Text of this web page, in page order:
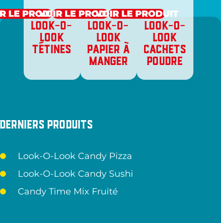
LOOK-O-
LOOK
TÉTINES
LE PRODUIT
LOOK-O-
LOOK
PAPIER À
MANGER
VOIR LE PRODUIT
LOOK-O-
LOOK
CACHETS
POUDRE
VOIR LE PRODUIT
Derniers produits
Look-O-Look Candy Pizza
Look-O-Look Candy Sushi
Candy Time Mix Fruité